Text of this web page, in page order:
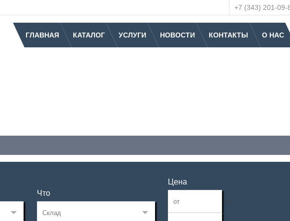
+7 (343) 201-09-
ГЛАВНАЯ КАТАЛОГ УСЛУГИ НОВОСТИ КОНТАКТЫ О НАС
Что
Цена
—